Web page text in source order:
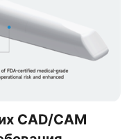
CAD/CAM